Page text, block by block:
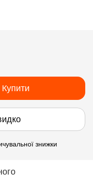
Купити
знижки